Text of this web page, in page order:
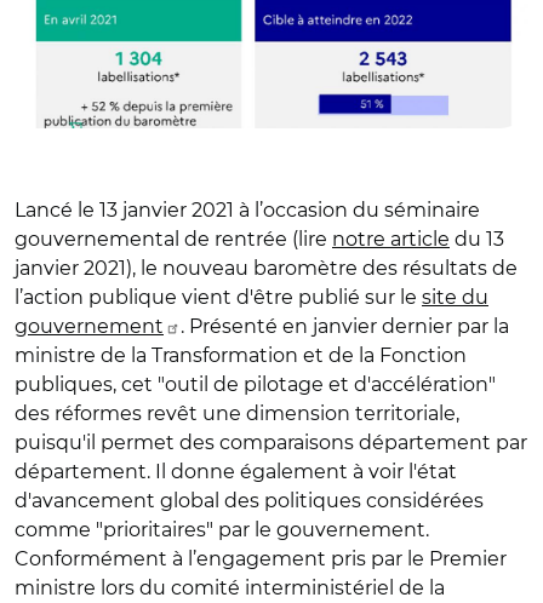
Lancé le 13 janvier 2021 à l’occasion du séminaire
gouvernemental de rentrée (lire notre article du 13
janvier 2021), le nouveau baromètre des résultats de
l’action publique vient d'être publié sur le site du
gouvernement
. Présenté en janvier dernier par la
ministre de la Transformation et de la Fonction
publiques, cet "outil de pilotage et d'accélération"
des réformes revêt une dimension territoriale,
puisqu'il permet des comparaisons département par
département. Il donne également à voir l'état
d'avancement global des politiques considérées
comme "prioritaires" par le gouvernement.
Conformément à l’engagement pris par le Premier
ministre lors du comité interministériel de la